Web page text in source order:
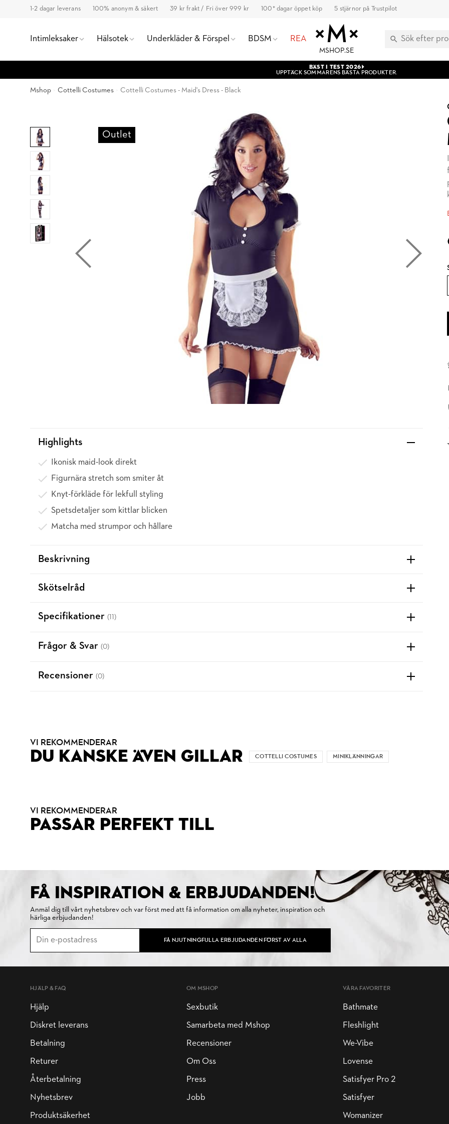
1-2 dagar leverans 100% anonym & säkert 39 kr frakt / Fri över 999 kr 100* dagar öppet köp 5 stjärnor på Trustpilot
Intimleksaker Hälsotek Underkläder & Förspel BDSM REA
MSHOP.SE
BÄST I TEST 2026
UPPTÄCK SOMMARENS BÄSTA PRODUKTER.
Mshop Cottelli Costumes Cottelli Costumes - Maid's Dress - Black
Outlet
Highlights
Ikonisk maid-look direkt
Figurnära stretch som smiter åt
Knyt-förkläde för lekfull styling
Spetsdetaljer som kittlar blicken
Matcha med strumpor och hållare
Beskrivning
Skötselråd
Specifikationer (11)
Frågor & Svar (0)
Recensioner (0)
VI REKOMMENDERAR
DU KANSKE ÄVEN GILLAR COTTELLI COSTUMES MINIKLÄNNINGAR
VI REKOMMENDERAR
PASSAR PERFEKT TILL
FÅ INSPIRATION & ERBJUDANDEN!
Anmäl dig till vårt nyhetsbrev och var först med att få information om alla nyheter, inspiration och
härliga erbjudanden!
FÅ NJUTNINGFULLA ERBJUDANDEN FÖRST AV ALLA
HJÄLP & FAQ
Hjälp
Diskret leverans
Betalning
Returer
Återbetalning
Nyhetsbrev
Produktsäkerhet
OM MSHOP
Sexbutik
Samarbeta med Mshop
Recensioner
Om Oss
Press
Jobb
VÅRA FAVORITER
Bathmate
Fleshlight
We-Vibe
Lovense
Satisfyer Pro 2
Satisfyer
Womanizer